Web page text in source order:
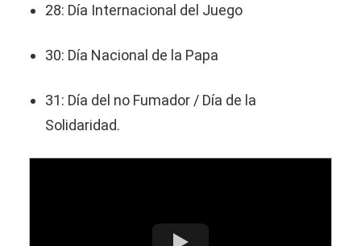
28: Día Internacional del Juego
30: Día Nacional de la Papa
31: Día del no Fumador / Día de la
Solidaridad.